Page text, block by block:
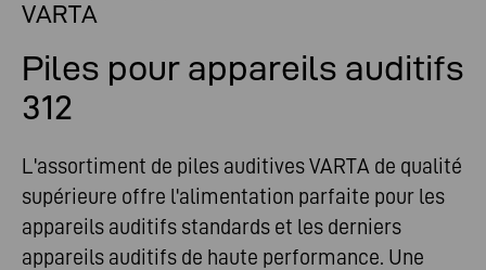
VARTA
Piles pour appareils auditifs
312
L'assortiment de piles auditives VARTA de qualité
supérieure offre l'alimentation parfaite pour les
appareils auditifs standards et les derniers
appareils auditifs de haute performance. Une